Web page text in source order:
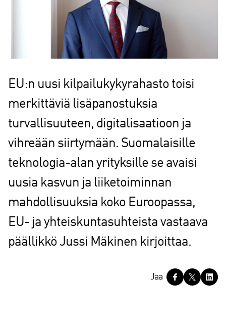
EU:n uusi kilpailukykyrahasto toisi
merkittäviä lisäpanostuksia
turvallisuuteen, digitalisaatioon ja
vihreään siirtymään. Suomalaisille
teknologia-alan yrityksille se avaisi
uusia kasvun ja liiketoiminnan
mahdollisuuksia koko Euroopassa,
EU- ja yhteiskuntasuhteista vastaava
päällikkö Jussi Mäkinen kirjoittaa.
a
Jaa